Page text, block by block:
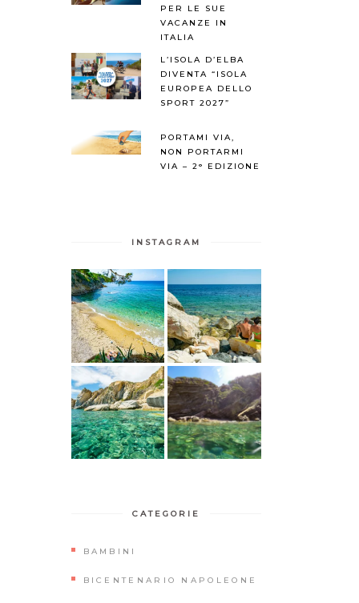
PER LE SUE
VACANZE IN
ITALIA
L’ISOLA D’ELBA
DIVENTA “ISOLA
EUROPEA DELLO
SPORT 2027”
PORTAMI VIA,
NON PORTARMI
VIA – 2° EDIZIONE
INSTAGRAM
CATEGORIE
BAMBINI
BICENTENARIO NAPOLEONE